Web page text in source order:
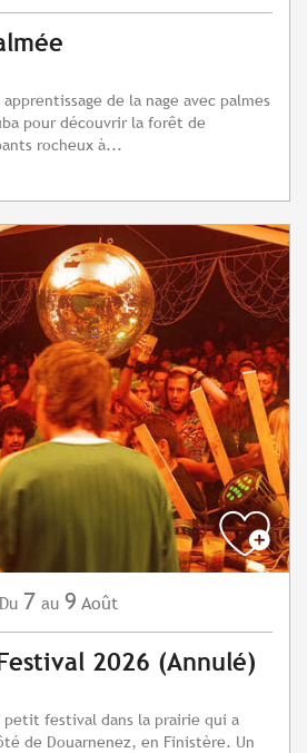
de la nage avec palmes
pour découvrir la forêt de
rocheux à...
Du 7 au 9 Août
2026 (Annulé)
petit festival dans la prairie qui a
de Douarnenez, en Finistère. Un